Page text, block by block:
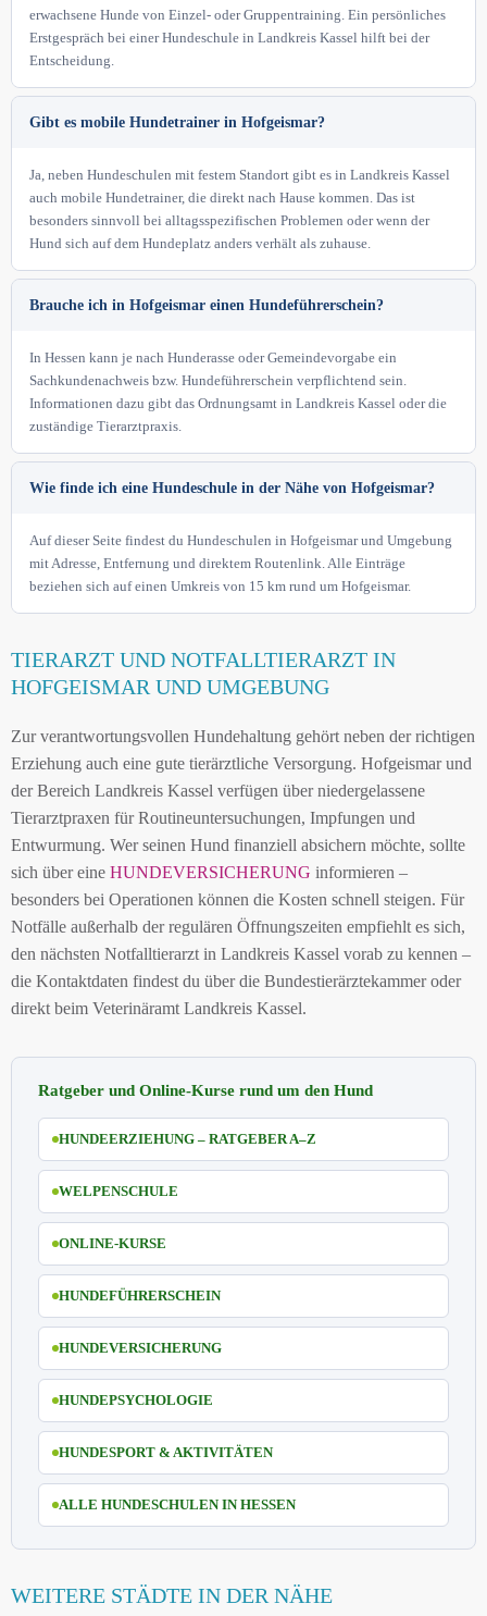
erwachsene Hunde von Einzel- oder Gruppentraining. Ein persönliches
Erstgespräch bei einer Hundeschule in Landkreis Kassel hilft bei der
Entscheidung.
Gibt es mobile Hundetrainer in Hofgeismar?
Ja, neben Hundeschulen mit festem Standort gibt es in Landkreis Kassel
auch mobile Hundetrainer, die direkt nach Hause kommen. Das ist
besonders sinnvoll bei alltagsspezifischen Problemen oder wenn der
Hund sich auf dem Hundeplatz anders verhält als zuhause.
Brauche ich in Hofgeismar einen Hundeführerschein?
In Hessen kann je nach Hunderasse oder Gemeindevorgabe ein
Sachkundenachweis bzw. Hundeführerschein verpflichtend sein.
Informationen dazu gibt das Ordnungsamt in Landkreis Kassel oder die
zuständige Tierarztpraxis.
Wie finde ich eine Hundeschule in der Nähe von Hofgeismar?
Auf dieser Seite findest du Hundeschulen in Hofgeismar und Umgebung
mit Adresse, Entfernung und direktem Routenlink. Alle Einträge
beziehen sich auf einen Umkreis von 15 km rund um Hofgeismar.
TIERARZT UND NOTFALLTIERARZT IN
HOFGEISMAR UND UMGEBUNG
Zur verantwortungsvollen Hundehaltung gehört neben der richtigen
Erziehung auch eine gute tierärztliche Versorgung. Hofgeismar und
der Bereich Landkreis Kassel verfügen über niedergelassene
Tierarztpraxen für Routineuntersuchungen, Impfungen und
Entwurmung. Wer seinen Hund finanziell absichern möchte, sollte
sich über eine HUNDEVERSICHERUNG informieren –
besonders bei Operationen können die Kosten schnell steigen. Für
Notfälle außerhalb der regulären Öffnungszeiten empfiehlt es sich,
den nächsten Notfalltierarzt in Landkreis Kassel vorab zu kennen –
die Kontaktdaten findest du über die Bundestierärztekammer oder
direkt beim Veterinäramt Landkreis Kassel.
Ratgeber und Online-Kurse rund um den Hund
HUNDEERZIEHUNG – RATGEBER A–Z
WELPENSCHULE
ONLINE-KURSE
HUNDEFÜHRERSCHEIN
HUNDEVERSICHERUNG
HUNDEPSYCHOLOGIE
HUNDESPORT & AKTIVITÄTEN
ALLE HUNDESCHULEN IN HESSEN
WEITERE STÄDTE IN DER NÄHE